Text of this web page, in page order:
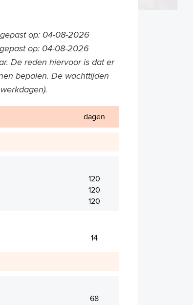
op: 04-08-2026
op: 04-08-2026
De reden hiervoor is dat er
bepalen. De wachttijden
dagen
120
120
120
14
68